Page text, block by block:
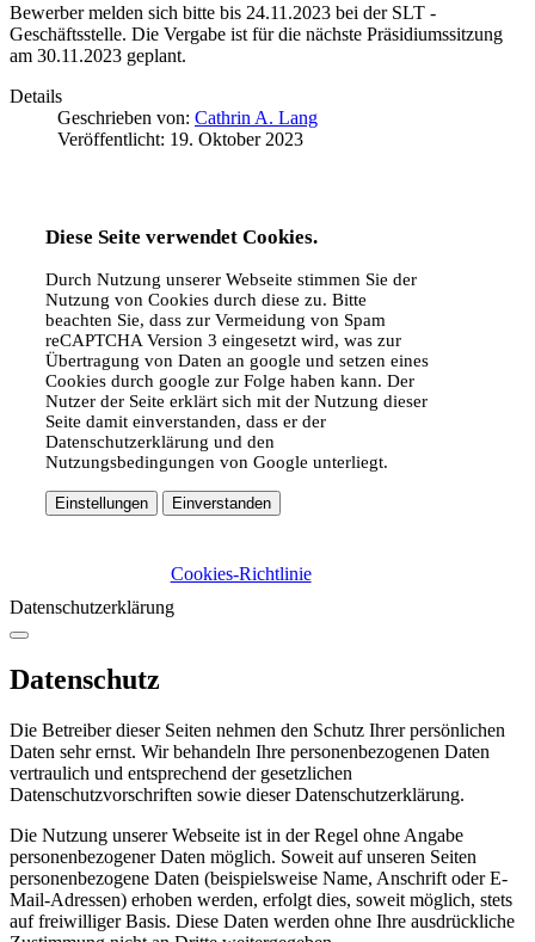
Bewerber melden sich bitte bis 24.11.2023 bei der SLT -
Geschäftsstelle. Die Vergabe ist für die nächste Präsidiumssitzung
am 30.11.2023 geplant.
Details
Geschrieben von: Cathrin A. Lang
Veröffentlicht: 19. Oktober 2023
Diese Seite verwendet Cookies.
Durch Nutzung unserer Webseite stimmen Sie der
Nutzung von Cookies durch diese zu. Bitte
beachten Sie, dass zur Vermeidung von Spam
reCAPTCHA Version 3 eingesetzt wird, was zur
Übertragung von Daten an google und setzen eines
Cookies durch google zur Folge haben kann. Der
Nutzer der Seite erklärt sich mit der Nutzung dieser
Seite damit einverstanden, dass er der
Datenschutzerklärung und den
Nutzungsbedingungen von Google unterliegt.
Einstellungen Einverstanden
Cookies-Richtlinie
Datenschutzerklärung
Datenschutz
Die Betreiber dieser Seiten nehmen den Schutz Ihrer persönlichen
Daten sehr ernst. Wir behandeln Ihre personenbezogenen Daten
vertraulich und entsprechend der gesetzlichen
Datenschutzvorschriften sowie dieser Datenschutzerklärung.
Die Nutzung unserer Webseite ist in der Regel ohne Angabe
personenbezogener Daten möglich. Soweit auf unseren Seiten
personenbezogene Daten (beispielsweise Name, Anschrift oder E-
Mail-Adressen) erhoben werden, erfolgt dies, soweit möglich, stets
auf freiwilliger Basis. Diese Daten werden ohne Ihre ausdrückliche